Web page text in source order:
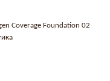
Coverage Foundation 02